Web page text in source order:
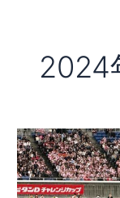
2024
ラ
グ
ビ
ー